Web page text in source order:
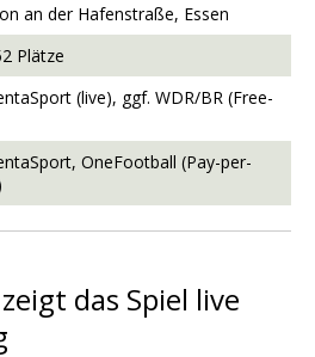
an der Hafenstraße, Essen
Plätze
(live), ggf. WDR/BR (Free-
OneFootball (Pay-per-
das Spiel live